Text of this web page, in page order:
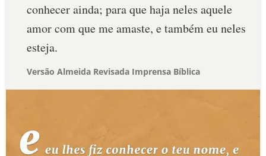
conhecer ainda; para que haja neles aquele
amor com que me amaste, e também eu neles
esteja.
Versão Almeida Revisada Imprensa Bíblica